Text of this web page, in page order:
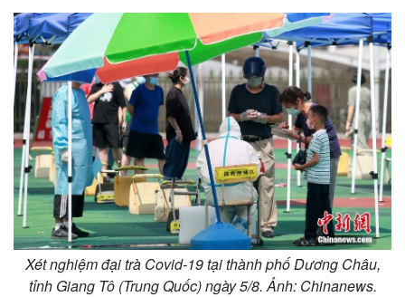
i
n
g
T
m
e
Xét nghiệm đại trà Covid-19 tại thành phố Dương Châu,
tỉnh Giang Tô (Trung Quốc) ngày 5/8. Ảnh: Chinanews.